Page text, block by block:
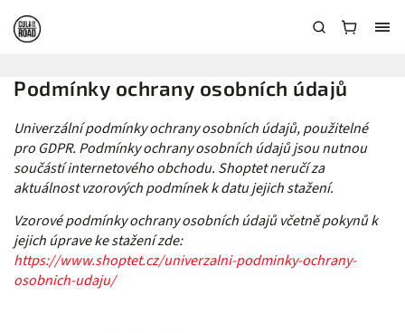
Podmínky ochrany osobních údajů
Univerzální podmínky ochrany osobních údajů, použitelné
pro GDPR. Podmínky ochrany osobních údajů jsou nutnou
součástí internetového obchodu. Shoptet neručí za
aktuálnost vzorových podmínek k datu jejich stažení.
Vzorové podmínky ochrany osobních údajů včetně pokynů k
jejich úprave ke stažení zde:
https://www.shoptet.cz/univerzalni-podminky-ochrany-
osobnich-udaju/